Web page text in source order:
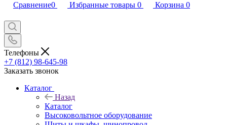
Сравнение0 Избранные товары 0 Корзина 0
Телефоны
+7 (812) 98-645-98
Заказать звонок
Каталог
Назад
Каталог
Высоковольтное оборудование